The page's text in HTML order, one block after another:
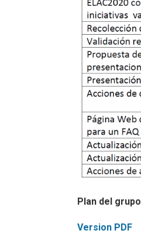
Plan del
Version PDF